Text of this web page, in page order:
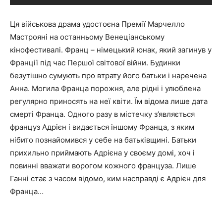
Ця військова драма удостоєна Премії Марчелло
Мастрояні на останньому Венеціанському
кінофестивалі. Франц – німецький юнак, який загинув у
Франції під час Першої світової війни. Будинки
безутішно сумують про втрату його батьки і наречена
Анна. Могила Франца порожня, але рідні і улюблена
регулярно приносять на неї квіти. Їм відома лише дата
смерті Франца. Одного разу в містечку з’являється
француз Адрієн і видається іншому Франца, з яким
нібито познайомився у себе на батьківщині. Батьки
прихильно приймають Адрієна у своєму домі, хоч і
повинні вважати ворогом кожного француза. Лише
Ганні стає з часом відомо, ким насправді є Адрієн для
Франца…